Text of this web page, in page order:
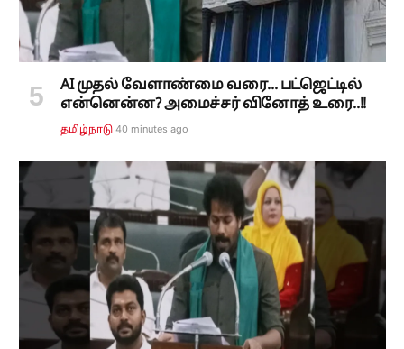
AI முதல் வேளாண்மை வரை... பட்ஜெட்டில்
என்னென்ன? அமைச்சர் வினோத் உரை..!!
தமிழ்நாடு 40 minutes ago